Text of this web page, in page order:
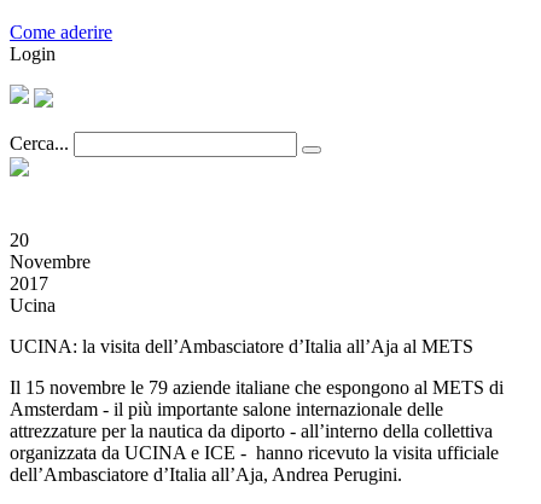
Come aderire
Login
Cerca...
20
Novembre
2017
Ucina
UCINA: la visita dell’Ambasciatore d’Italia all’Aja al METS
Il 15 novembre le 79 aziende italiane che espongono al METS di
Amsterdam - il più importante salone internazionale delle
attrezzature per la nautica da diporto - all’interno della collettiva
organizzata da UCINA e ICE - hanno ricevuto la visita ufficiale
dell’Ambasciatore d’Italia all’Aja, Andrea Perugini.